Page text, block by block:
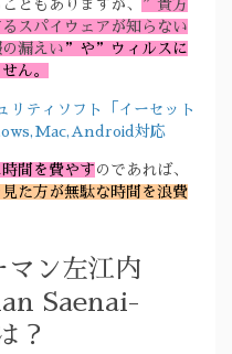
ともありますが、
”貴方
スパイウェアが知らない
漏えい ”や”ウィルスに
ん。
リティソフト「イーセット
対応
間を費やす のであれば、
た方が無駄な時間を浪費
マン左江内
Saenai-
？